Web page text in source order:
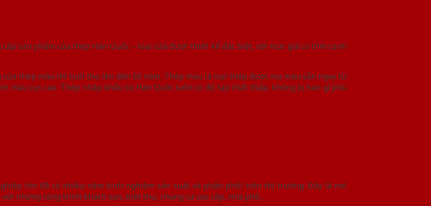
sản phẩm cửa thép Hàn Quốc – loại cửa được thiết kế đặc biệt, với mức giá có tính cạnh
cửa thép màu thì tuổi thọ lên đến 50 năm. Thép màu là loại thép được mạ màu sẵn ngay từ
màu cực cao. Thép nhập khẩu từ Hàn Quốc luôn có độ tạp chất thấp, không bị han gỉ phù
lớn đã có nhiều năm kinh nghiệm sản xuất và phân phối trên thị trường. Đây là nơi
những công trình khách sạn, biệt thự, chung cư cao cấp, nhà phố…